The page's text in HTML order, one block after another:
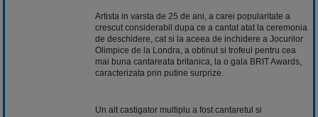
Artista in varsta de 25 de ani, a carei popularitate a
crescut considerabil dupa ce a cantat atat la ceremonia
de deschidere, cat si la aceea de inchidere a Jocurilor
Olimpice de la Londra, a obtinut si trofeul pentru cea
mai buna cantareata britanica, la o gala BRIT Awards,
caracterizata prin putine surprize.
Un alt castigator multiplu a fost cantaretul si